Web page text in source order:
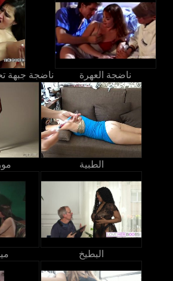
ناضجة جبهة ناضجة العهرة
الطبية
البطيخ